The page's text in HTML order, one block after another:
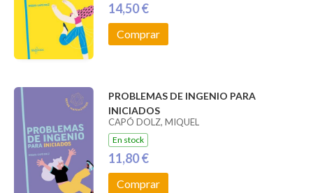
14,50 €
Comprar
PROBLEMAS DE INGENIO PARA
INICIADOS
CAPÓ DOLZ, MIQUEL
En stock
11,80 €
Comprar